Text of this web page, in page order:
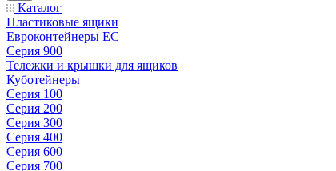
Каталог
Пластиковые ящики
Евроконтейнеры ЕС
Серия 900
Тележки и крышки для ящиков
Куботейнеры
Серия 100
Серия 200
Серия 300
Серия 400
Серия 600
Серия 700